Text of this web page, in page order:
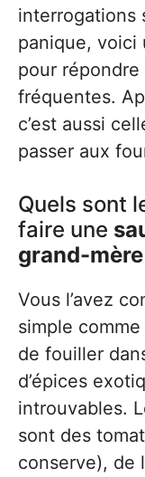
interrogations
panique, voici
pour
fréquentes.
c’est aussi
passer aux
Quels sont
faire une
grand-mère
Vous l’avez
simple comme
de fouiller
d’épices
introuvables.
sont des
conserve), de